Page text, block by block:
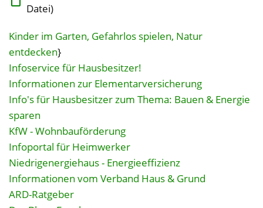
Datei)
Kinder im Garten, Gefahrlos spielen, Natur
entdecken}
Infoservice für Hausbesitzer!
Informationen zur Elementarversicherung
Info's für Hausbesitzer zum Thema: Bauen & Energie
sparen
KfW - Wohnbauförderung
Infoportal für Heimwerker
Niedrigenergiehaus - Energieeffizienz
Informationen vom Verband Haus & Grund
ARD-Ratgeber